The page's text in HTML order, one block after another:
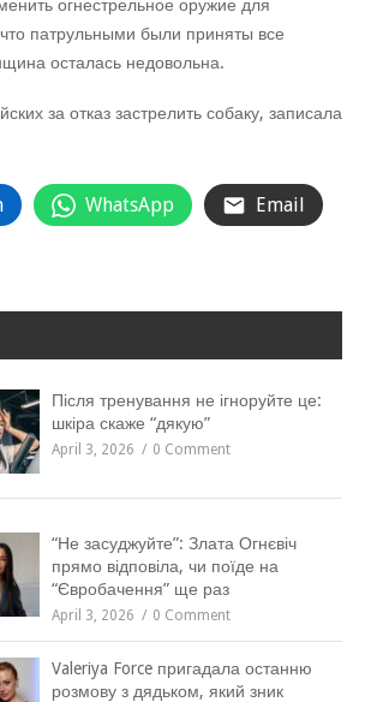
огнестрельное оружие для
патрульными были приняты все
осталась недовольна.
за отказ застрелить собаку, записала
WhatsApp Email
Після тренування не ігноруйте це:
шкіра скаже “дякую”
April 3, 2026 0 Comment
“Не засуджуйте”: Злата Огнєвіч
прямо відповіла, чи поїде на
“Євробачення” ще раз
April 3, 2026 0 Comment
Valeriya Force пригадала останню
розмову з дядьком, який зник